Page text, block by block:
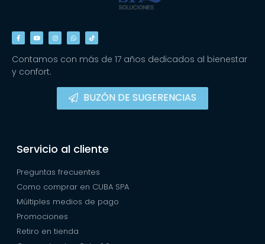
Contamos con más de 17 años dedicados al bienestar
y confort.
BUZÓN DE SUGERENCIAS
Servicio al cliente
Preguntas frecuentes
Como comprar en CUBA SPA
Múltiples medios de pago
Promociones
Retiro en tienda